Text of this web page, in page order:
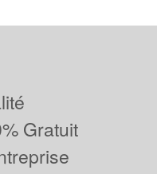
Gratuit